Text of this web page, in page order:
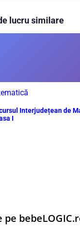
lucru similare
Interjudețean de
I